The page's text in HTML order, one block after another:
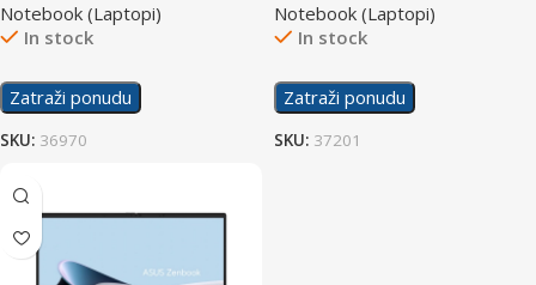
Notebook (Laptopi)
In stock
Zatraži ponudu
SKU: 36970
Notebook (Laptopi)
In stock
Zatraži ponudu
SKU: 37201